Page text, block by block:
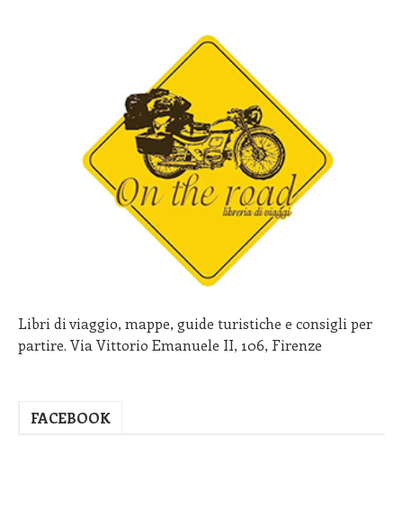
Libri di viaggio, mappe, guide turistiche e consigli per
partire. Via Vittorio Emanuele II, 106, Firenze
FACEBOOK